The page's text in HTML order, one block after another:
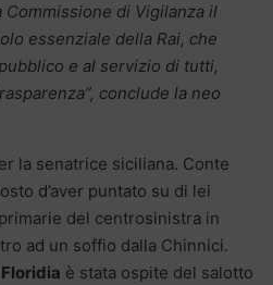
Commissione di Vigilanza il
essenziale della Rai, che
e al servizio di tutti,
conclude la neo
la senatrice siciliana. Conte
d’aver puntato su di lei
del centrosinistra in
ad un soffio dalla Chinnici.
è stata ospite del salotto